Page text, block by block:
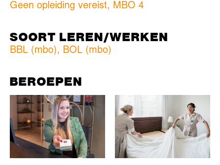
Geen opleiding vereist, MBO 4
SOORT LEREN/WERKEN
BBL (mbo), BOL (mbo)
BEROEPEN